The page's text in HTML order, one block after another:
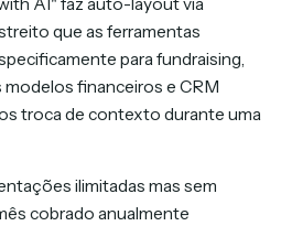
que as ferramentas
para fundraising,
modelos financeiros e CRM
troca de contexto durante uma
ilimitadas mas sem
cobrado anualmente